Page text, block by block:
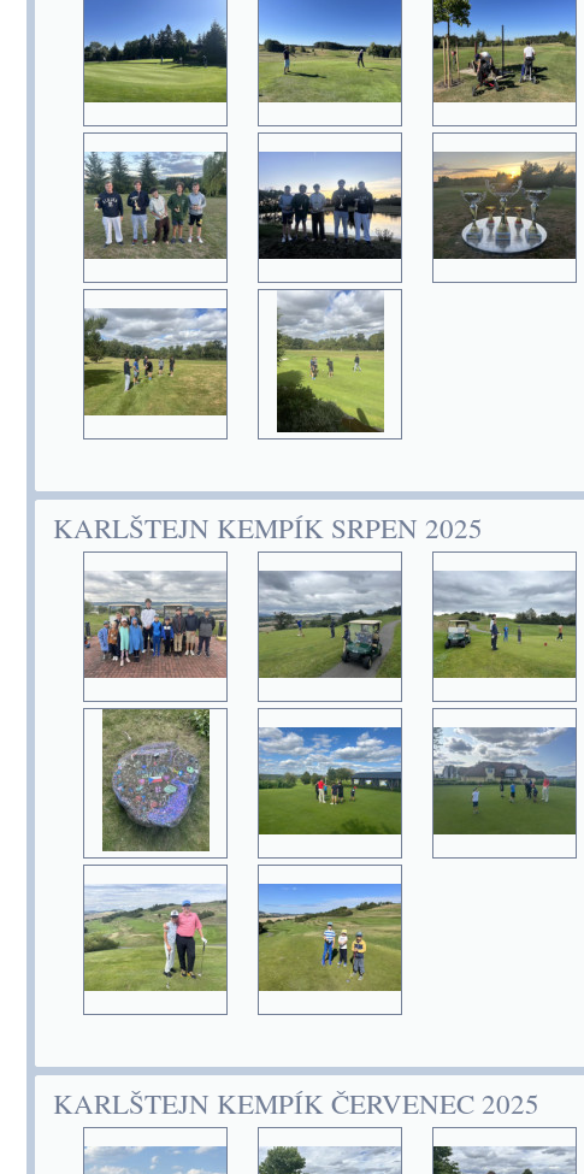
KARLŠTEJN KEMPÍK SRPEN 2025
KARLŠTEJN KEMPÍK ČERVENEC 2025